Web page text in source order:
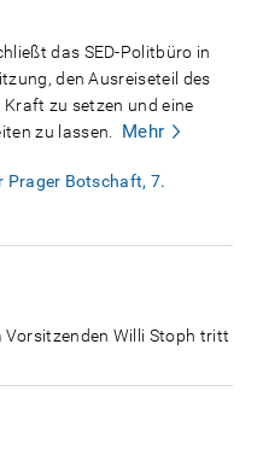
das SED-Politbüro in
den Ausreiseteil des
zu setzen und eine
zu lassen.
Mehr
Prager Botschaft, 7.
Vorsitzenden Willi Stoph tritt